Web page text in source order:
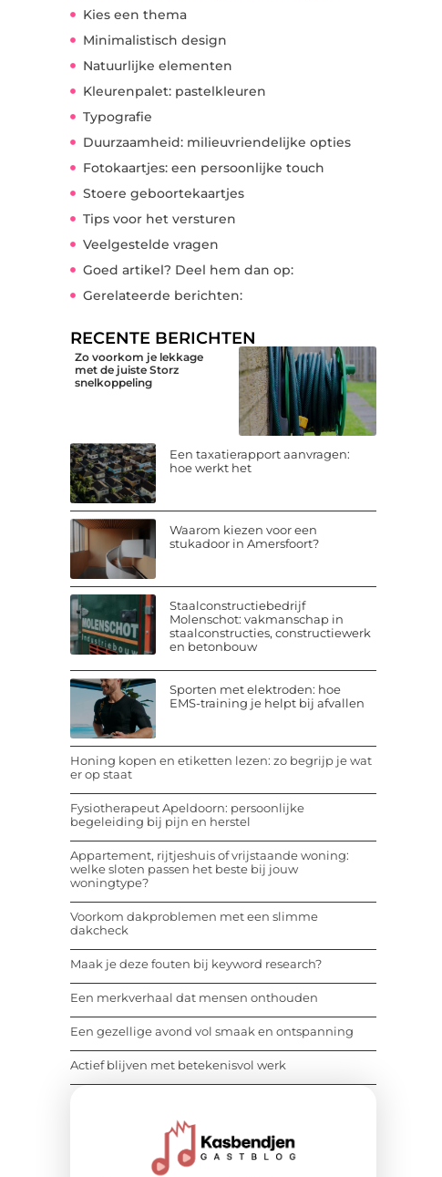
Kies een thema
Minimalistisch design
Natuurlijke elementen
Kleurenpalet: pastelkleuren
Typografie
Duurzaamheid: milieuvriendelijke opties
Fotokaartjes: een persoonlijke touch
Stoere geboortekaartjes
Tips voor het versturen
Veelgestelde vragen
Goed artikel? Deel hem dan op:
Gerelateerde berichten:
RECENTE BERICHTEN
Zo voorkom je lekkage
met de juiste Storz
snelkoppeling
Een taxatierapport aanvragen:
hoe werkt het
Waarom kiezen voor een
stukadoor in Amersfoort?
Staalconstructiebedrijf
Molenschot: vakmanschap in
staalconstructies, constructiewerk
en betonbouw
Sporten met elektroden: hoe
EMS-training je helpt bij afvallen
Honing kopen en etiketten lezen: zo begrijp je wat
er op staat
Fysiotherapeut Apeldoorn: persoonlijke
begeleiding bij pijn en herstel
Appartement, rijtjeshuis of vrijstaande woning:
welke sloten passen het beste bij jouw
woningtype?
Voorkom dakproblemen met een slimme
dakcheck
Maak je deze fouten bij keyword research?
Een merkverhaal dat mensen onthouden
Een gezellige avond vol smaak en ontspanning
Actief blijven met betekenisvol werk